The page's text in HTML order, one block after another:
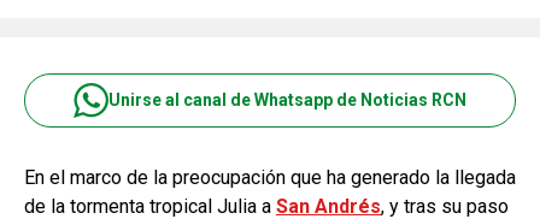
Unirse al canal de Whatsapp de Noticias RCN
En el marco de la preocupación que ha generado la llegada
de la tormenta tropical Julia a San Andrés, y tras su paso